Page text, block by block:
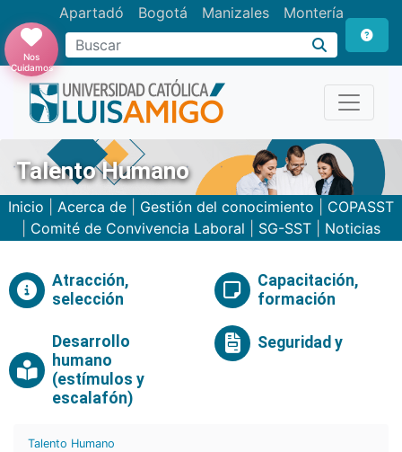
Apartadó Bogotá Manizales Montería
Buscar
Nos
Cuidamos
Talento Humano
Inicio Acerca de Gestión del conocimiento
COPASST
Comité de Convivencia Laboral SG-SST Noticias
Atracción,
selección
Capacitación,
formación
Desarrollo
humano
(estímulos y
escalafón)
Seguridad y
Talento Humano